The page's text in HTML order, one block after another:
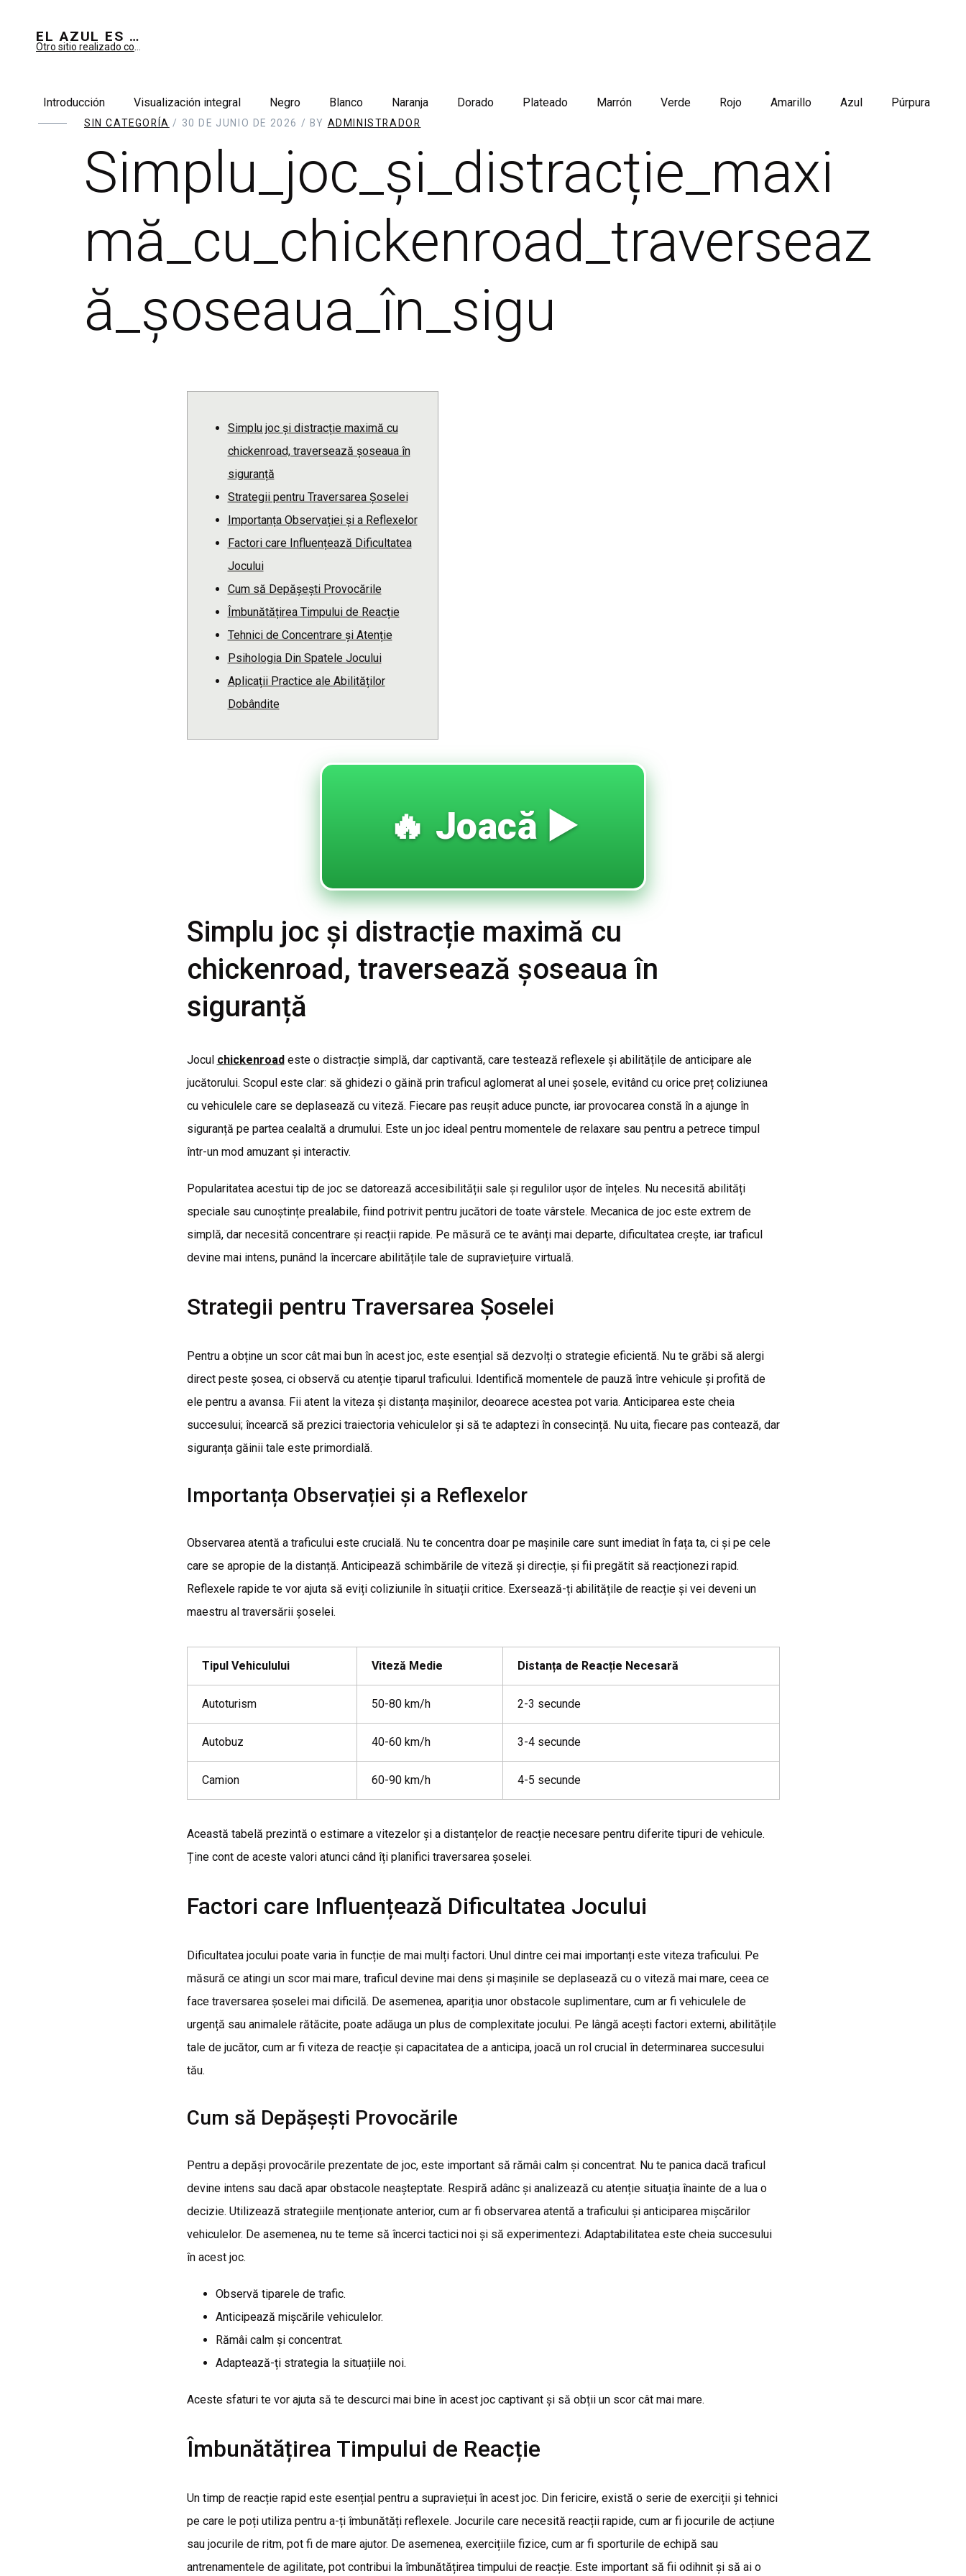
EL AZUL ES SUEÑO; EL VERDE ES IMAGINARIO
Introducción Visualización integral Negro Blanco Naranja Dorado Plateado Marrón Verde Rojo Amarillo Azul Púrpura
SIN CATEGORÍA / 30 DE JUNIO DE 2026 / BY ADMINISTRADOR
Simplu_joc_și_distracție_maxi
mă_cu_chickenroad_traverseaz
ă_șoseaua_în_sigu
Simplu joc și distracție maximă cu
chickenroad, traversează șoseaua în
siguranță
Strategii pentru Traversarea Șoselei
Importanța Observației și a Reflexelor
Factori care Influențează Dificultatea
Jocului
Cum să Depășești Provocările
Îmbunătățirea Timpului de Reacție
Tehnici de Concentrare și Atenție
Psihologia Din Spatele Jocului
Aplicații Practice ale Abilităților
Dobândite
🔥 Joacă ▶️
Simplu joc și distracție maximă cu
chickenroad, traversează șoseaua în
siguranță
Jocul chickenroadeste o distracție simplă, dar captivantă, care testează reflexele și abilitățile de anticipare ale
jucătorului. Scopul este clar: să ghidezi o găină prin traficul aglomerat al unei șosele, evitând cu orice preț coliziunea
cu vehiculele care se deplasează cu viteză. Fiecare pas reușit aduce puncte, iar provocarea constă în a ajunge în
siguranță pe partea cealaltă a drumului. Este un joc ideal pentru momentele de relaxare sau pentru a petrece timpul
într-un mod amuzant și interactiv.
Popularitatea acestui tip de joc se datorează accesibilității sale și regulilor ușor de înțeles. Nu necesită abilități
speciale sau cunoștințe prealabile, fiind potrivit pentru jucători de toate vârstele. Mecanica de joc este extrem de
simplă, dar necesită concentrare și reacții rapide. Pe măsură ce te avânți mai departe, dificultatea crește, iar traficul
devine mai intens, punând la încercare abilitățile tale de supraviețuire virtuală.
Strategii pentru Traversarea Șoselei
Pentru a obține un scor cât mai bun în acest joc, este esențial să dezvolți o strategie eficientă. Nu te grăbi să alergi
direct peste șosea, ci observă cu atenție tiparul traficului. Identifică momentele de pauză între vehicule și profită de
ele pentru a avansa. Fii atent la viteza și distanța mașinilor, deoarece acestea pot varia. Anticiparea este cheia
succesului; încearcă să prezici traiectoria vehiculelor și să te adaptezi în consecință. Nu uita, fiecare pas contează, dar
siguranța găinii tale este primordială.
Importanța Observației și a Reflexelor
Observarea atentă a traficului este crucială. Nu te concentra doar pe mașinile care sunt imediat în fața ta, ci și pe cele
care se apropie de la distanță. Anticipează schimbările de viteză și direcție, și fii pregătit să reacționezi rapid.
Reflexele rapide te vor ajuta să eviți coliziunile în situații critice. Exersează-ți abilitățile de reacție și vei deveni un
maestru al traversării șoselei.
Tipul Vehiculului Viteză Medie Distanța de Reacție Necesară
Autoturism 50-80 km/h 2-3 secunde
Autobuz 40-60 km/h 3-4 secunde
Camion 60-90 km/h 4-5 secunde
Această tabelă prezintă o estimare a vitezelor și a distanțelor de reacție necesare pentru diferite tipuri de vehicule.
Ține cont de aceste valori atunci când îți planifici traversarea șoselei.
Factori care Influențează Dificultatea Jocului
Dificultatea jocului poate varia în funcție de mai mulți factori. Unul dintre cei mai importanți este viteza traficului. Pe
măsură ce atingi un scor mai mare, traficul devine mai dens și mașinile se deplasează cu o viteză mai mare, ceea ce
face traversarea șoselei mai dificilă. De asemenea, apariția unor obstacole suplimentare, cum ar fi vehiculele de
urgență sau animalele rătăcite, poate adăuga un plus de complexitate jocului. Pe lângă acești factori externi, abilitățile
tale de jucător, cum ar fi viteza de reacție și capacitatea de a anticipa, joacă un rol crucial în determinarea succesului
tău.
Cum să Depășești Provocările
Pentru a depăși provocările prezentate de joc, este important să rămâi calm și concentrat. Nu te panica dacă traficul
devine intens sau dacă apar obstacole neașteptate. Respiră adânc și analizează cu atenție situația înainte de a lua o
decizie. Utilizează strategiile menționate anterior, cum ar fi observarea atentă a traficului și anticiparea mișcărilor
vehiculelor. De asemenea, nu te teme să încerci tactici noi și să experimentezi. Adaptabilitatea este cheia succesului
în acest joc.
Observă tiparele de trafic.
Anticipează mișcările vehiculelor.
Rămâi calm și concentrat.
Adaptează-ți strategia la situațiile noi.
Aceste sfaturi te vor ajuta să te descurci mai bine în acest joc captivant și să obții un scor cât mai mare.
Îmbunătățirea Timpului de Reacție
Un timp de reacție rapid este esențial pentru a supraviețui în acest joc. Din fericire, există o serie de exerciții și tehnici
pe care le poți utiliza pentru a-ți îmbunătăți reflexele. Jocurile care necesită reacții rapide, cum ar fi jocurile de acțiune
sau jocurile de ritm, pot fi de mare ajutor. De asemenea, exercițiile fizice, cum ar fi sporturile de echipă sau
antrenamentele de agilitate, pot contribui la îmbunătățirea timpului de reacție. Este important să fii odihnit și să ai o